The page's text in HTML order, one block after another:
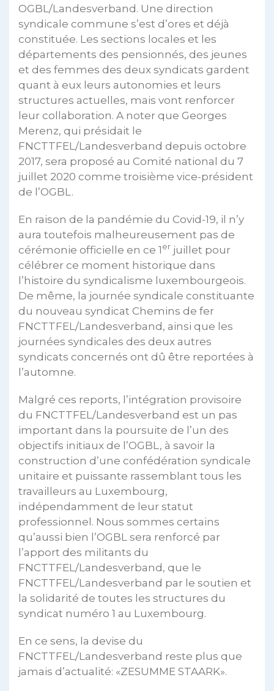
OGBL/Landesverband. Une direction
syndicale commune s’est d’ores et déjà
constituée. Les sections locales et les
départements des pensionnés, des jeunes
et des femmes des deux syndicats gardent
quant à eux leurs autonomies et leurs
structures actuelles, mais vont renforcer
leur collaboration. A noter que Georges
Merenz, qui présidait le
FNCTTFEL/Landesverband depuis octobre
2017, sera proposé au Comité national du 7
juillet 2020 comme troisième vice-président
de l’OGBL.
En raison de la pandémie du Covid-19, il n’y
aura toutefois malheureusement pas de
cérémonie officielle en ce 1 er juillet pour
célébrer ce moment historique dans
l’histoire du syndicalisme luxembourgeois.
De même, la journée syndicale constituante
du nouveau syndicat Chemins de fer
FNCTTFEL/Landesverband, ainsi que les
journées syndicales des deux autres
syndicats concernés ont dû être reportées à
l’automne.
Malgré ces reports, l’intégration provisoire
du FNCTTFEL/Landesverband est un pas
important dans la poursuite de l’un des
objectifs initiaux de l’OGBL, à savoir la
construction d’une confédération syndicale
unitaire et puissante rassemblant tous les
travailleurs au Luxembourg,
indépendamment de leur statut
professionnel. Nous sommes certains
qu’aussi bien l’OGBL sera renforcé par
l’apport des militants du
FNCTTFEL/Landesverband, que le
FNCTTFEL/Landesverband par le soutien et
la solidarité de toutes les structures du
syndicat numéro 1 au Luxembourg.
En ce sens, la devise du
FNCTTFEL/Landesverband reste plus que
jamais d’actualité: «ZESUMME STAARK».